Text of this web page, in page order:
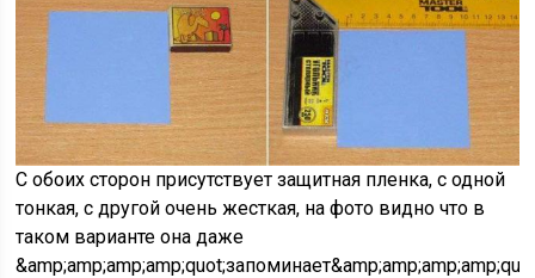
С обоих сторон присутствует защитная пленка, с одной
тонкая, с другой очень жесткая, на фото видно что в
таком варианте она даже